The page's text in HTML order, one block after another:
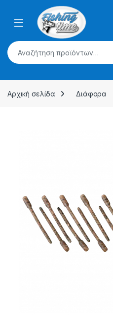
Skip to navigation
Αναζήτηση για:
Αρχική σελίδα Διάφορα